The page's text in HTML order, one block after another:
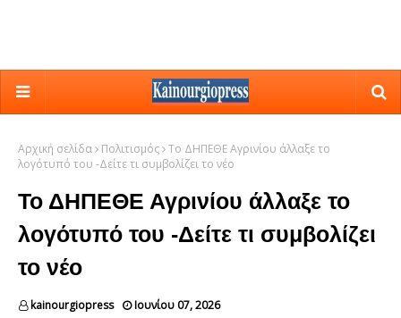
Αρχική σελίδα Πολιτισμός Το ΔΗΠΕΘΕ Αγρινίου άλλαξε το
λογότυπό του -Δείτε τι συμβολίζει το νέο
Το ΔΗΠΕΘΕ Αγρινίου άλλαξε το
λογότυπό του -Δείτε τι συμβολίζει
το νέο
kainourgiopress Ιουνίου 07, 2026